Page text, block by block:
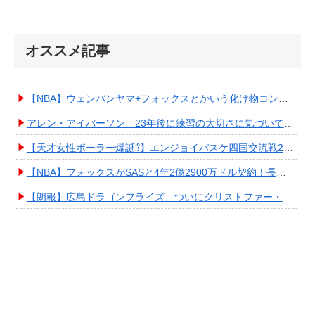
オススメ記事
【NBA】ウェンバンヤマ+フォックスとかいう化け物コンビが爆誕してしまうwwwwwwwwww
アレン・アイバーソン、23年後に練習の大切さに気づいてしまうwwwwwwwwwwww
【天才女性ボーラー爆誕⁉︎】エンジョイバスケ四国交流戦2025 in 香川③ #エアボーズ #427
【NBA】フォックスがSASと4年2億2900万ドル契約！長期確保しPO進出へ期待高まる
【朗報】広島ドラゴンフライズ、ついにクリストファー・スミス獲得キタ━━━━(ﾟ∀ﾟ)━━━━!!